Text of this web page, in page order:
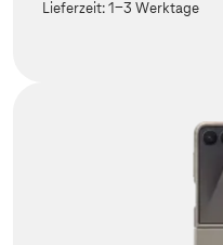
Lieferzeit:1-3 Werktage